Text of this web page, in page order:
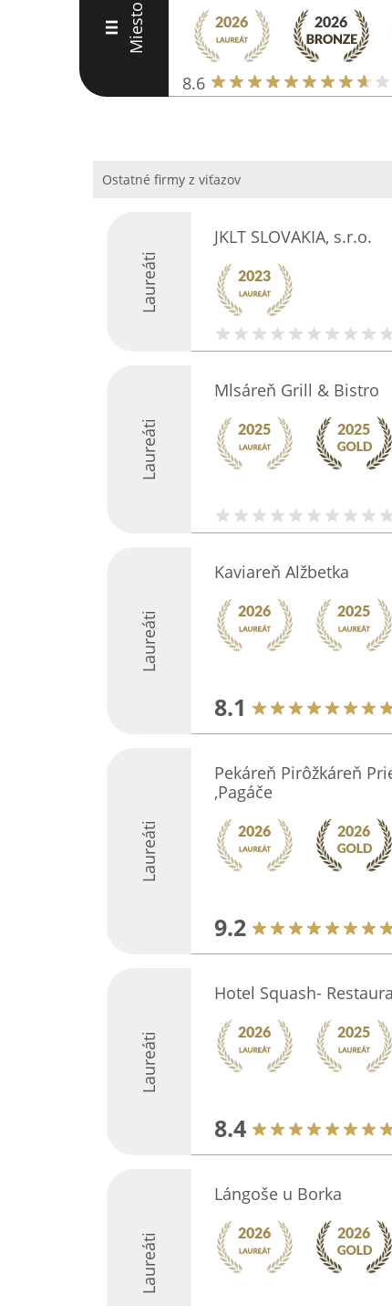
III Miesto
8.6
Ostatné firmy z viťazov
Laureáti
JKLT SLOVAKIA, s.r.o.
Laureáti
Mlsáreň Grill & Bistro
Laureáti
Kaviareň Alžbetka
8.1
Laureáti
Pekáreň Pirôžkáreň
,Pagáče
9.2
Laureáti
Hotel Squash-
8.4
Laureáti
Lángoše u Borka